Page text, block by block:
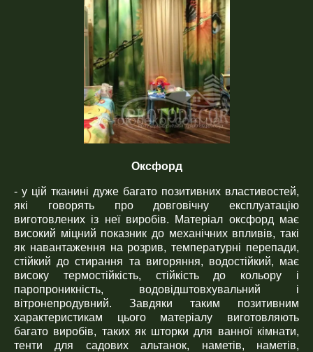
Оксфорд
- у цій тканині дуже багато позитивних властивостей,
які говорять про довговічну експлуатацію
виготовлених із неї виробів. Матеріал оксфорд має
високий міцний показник до механічних впливів, такі
як навантаження на розрив, температурні перепади,
стійкий до стирання та вигоряння, водостійкий, має
високу термостійкість, стійкість до кольору і
паропроникність, водовідштовхувальний і
вітронепродувний. Завдяки таким позитивним
характеристикам цього матеріалу виготовляють
багато виробів, таких як шторки для ванної кімнати,
тенти для садових альтанок, наметів, наметів,